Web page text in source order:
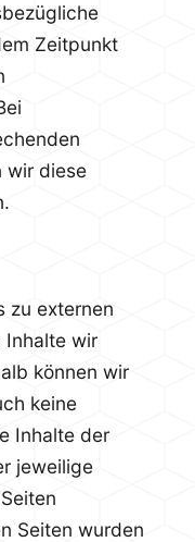
Zeitpunkt
wir diese
zu externen
Inhalte wir
können wir
keine
Inhalte der
jeweilige
Seiten wurden